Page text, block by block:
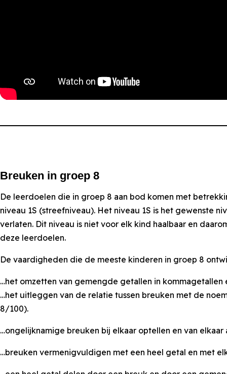
Breuken in groep 8
De leerdoelen die in groep 8 aan bod komen met
niveau 1S (streefniveau). Het niveau 1S is het gewenste
verlaten. Dit niveau is niet voor elk kind haalbaar en
deze leerdoelen.
De vaardigheden die de meeste kinderen in groep 8
…het omzetten van gemengde getallen in kommagetallen
…het uitleggen van de relatie tussen breuken met de
8/100).
…ongelijknamige breuken bij elkaar optellen en van
…breuken vermenigvuldigen met een heel getal en met